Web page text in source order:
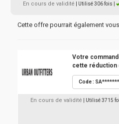
En cours de validité | Utilisé 306 fois
Cette offre pourrait également
Votre
cette réduction
Code :
En cours de validité | Utilisé 3715